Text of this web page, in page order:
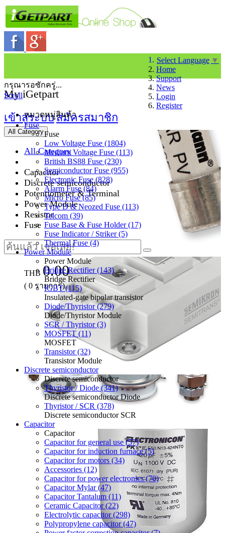
Select Language ▼
Home
Support
News
Login
Register
My iGetpart
เข้าสู่ระบบสมัครสมาชิก
All Category
All Category
Capacitor
Discrete semiconductor
Potentiometer & Terminal
Power Module
Resistor
Fuse
THB 0.00
( 0 รายการ)
กรุณารอซักครู่...
Scroll
หมวดหมู่สินค้า
Fuse
Fuse
Low Voltage Fuse (1804)
Medium Voltage Fuse (113)
British BS88 Fuse (230)
Semiconductor Fuse (955)
Electronic Fuse (828)
Alarm Fuse (84)
Micro Fuse (85)
Type D & Neozed Fuse (113)
Telcom (39)
Fuse Base & Fuse Holder (17)
Fuse Indicator / Striker (5)
Thermal Fuse (4)
Power Module
Power Module
Bridge Rectifier (143)
Bridge Rectifier
IGBT (115)
Insulated-gate bipolar transistor
Diode/Thyristor (279)
Diode/Thyristor Module
SCR / Thyristor (3)
MOSFET (11)
MOSFET
Transistor (32)
Transistor Module
Discrete semiconductor
Discrete semiconductor
Thyristor / Diode (341)
Discrete semiconductor Diode
Thyristor / SCR (378)
Discrete semiconductor SCR
Capacitor
Capacitor
Capacitor for general use (57)
Capacitor for induction furnace (5)
Capacitor for motors (34)
Accessories (12)
Capacitor for power electronics (70)
Capacitor Mylar (47)
Capacitor Tantalum (11)
Ceramic Capacitor (22)
Electrolytic capacitor (298)
Polypropylene capacitor (47)